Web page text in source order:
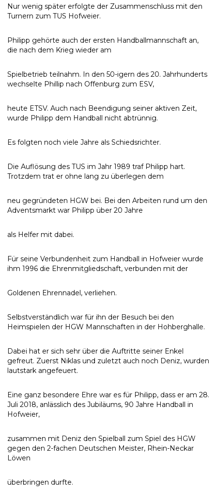
Nur wenig später erfolgte der Zusammenschluss mit den
Turnern zum TUS Hofweier.
Philipp gehörte auch der ersten Handballmannschaft an,
die nach dem Krieg wieder am
Spielbetrieb teilnahm. In den 50-igern des 20. Jahrhunderts
wechselte Phillip nach Offenburg zum ESV,
heute ETSV. Auch nach Beendigung seiner aktiven Zeit,
wurde Philipp dem Handball nicht abtrünnig.
Es folgten noch viele Jahre als Schiedsrichter.
Die Auflösung des TUS im Jahr 1989 traf Philipp hart.
Trotzdem trat er ohne lang zu überlegen dem
neu gegründeten HGW bei. Bei den Arbeiten rund um den
Adventsmarkt war Philipp über 20 Jahre
als Helfer mit dabei.
Für seine Verbundenheit zum Handball in Hofweier wurde
ihm 1996 die Ehrenmitgliedschaft, verbunden mit der
Goldenen Ehrennadel, verliehen.
Selbstverständlich war für ihn der Besuch bei den
Heimspielen der HGW Mannschaften in der Hohberghalle.
Dabei hat er sich sehr über die Auftritte seiner Enkel
gefreut. Zuerst Niklas und zuletzt auch noch Deniz, wurden
lautstark angefeuert.
Eine ganz besondere Ehre war es für Philipp, dass er am 28.
Juli 2018, anlässlich des Jubiläums, 90 Jahre Handball in
Hofweier,
zusammen mit Deniz den Spielball zum Spiel des HGW
gegen den 2-fachen Deutschen Meister, Rhein-Neckar
Löwen
überbringen durfte.